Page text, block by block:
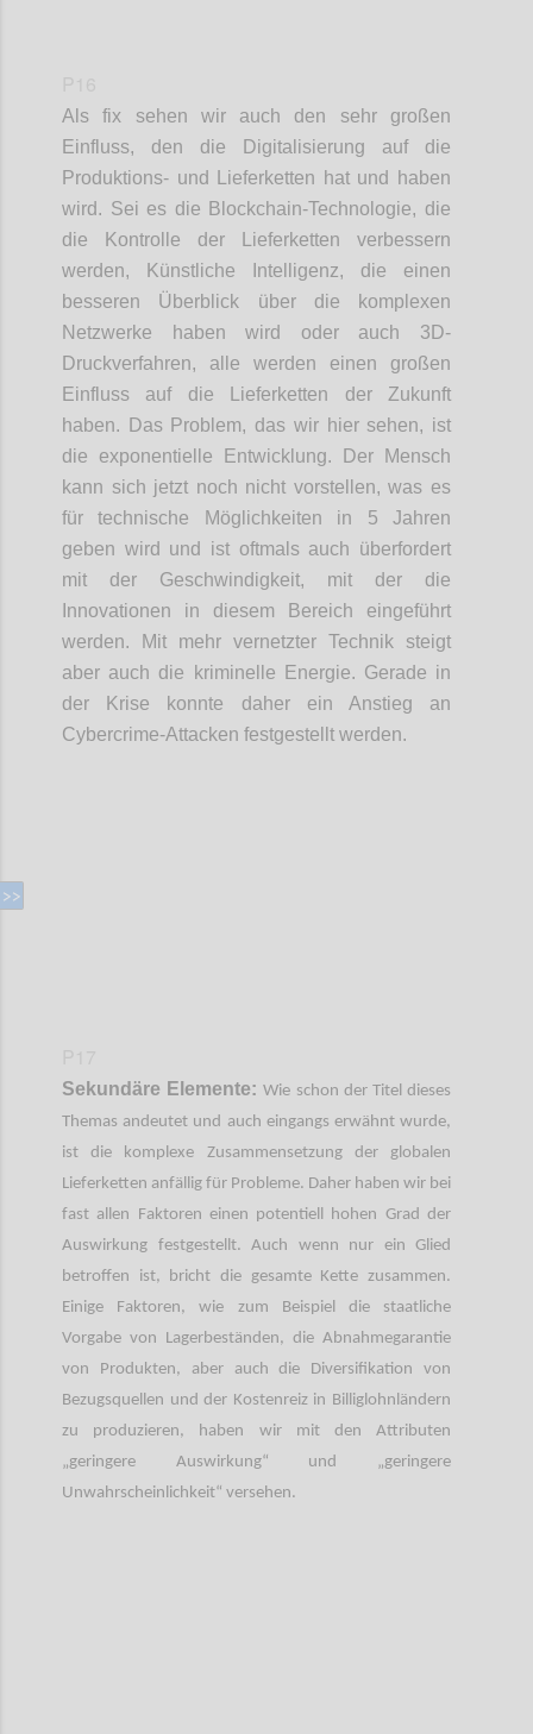
Als fix sehen wir auch den sehr großen
Einfluss, den die Digitalisierung auf die
Produktions- und Lieferketten hat und haben
wird. Sei es die Blockchain-Technologie, die
die Kontrolle der Lieferketten verbessern
werden, Künstliche Intelligenz, die einen
besseren Überblick über die komplexen
Netzwerke haben wird oder auch 3D-
Druckverfahren, alle werden einen großen
Einfluss auf die Lieferketten der Zukunft
haben. Das Problem, das wir hier sehen, ist
die exponentielle Entwicklung. Der Mensch
kann sich jetzt noch nicht vorstellen, was es
für technische Möglichkeiten in 5 Jahren
geben wird und ist oftmals auch überfordert
mit der Geschwindigkeit, mit der die
Innovationen in diesem Bereich eingeführt
werden. Mit mehr vernetzter Technik steigt
aber auch die kriminelle Energie. Gerade in
der Krise konnte daher ein Anstieg an
Cybercrime-Attacken festgestellt werden.
Sekundäre Elemente:Wie schon der Titel dieses
Themas andeutet und auch eingangs erwähnt wurde,
ist die komplexe Zusammensetzung der globalen
Lieferketten anfällig für Probleme. Daher haben wir bei
fast allen Faktoren einen potentiell hohen Grad der
Auswirkung festgestellt. Auch wenn nur ein Glied
betroffen ist, bricht die gesamte Kette zusammen.
Einige Faktoren, wie zum Beispiel die staatliche
Vorgabe von Lagerbeständen, die Abnahmegarantie
von Produkten, aber auch die Diversifikation von
Bezugsquellen und der Kostenreiz in Billiglohnländern
zu produzieren, haben wir mit den Attributen
„geringere Auswirkung“ und „geringere
Unwahrscheinlichkeit“ versehen.